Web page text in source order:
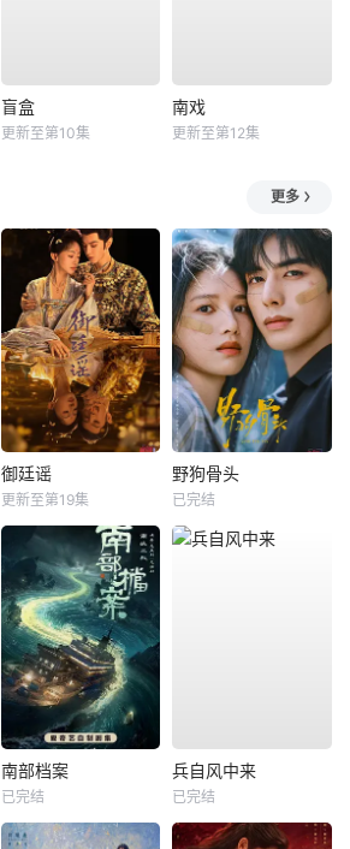
盲盒
更新至第10集
南戏
更新至第12集
更多
御廷谣
更新至第19集
野狗骨头
已完结
南部档案
已完结
兵自风中来
已完结